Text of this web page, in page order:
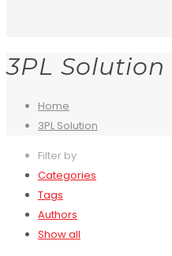
3PL Solution
Home
3PL Solution
Filter by
Categories
Tags
Authors
Show all